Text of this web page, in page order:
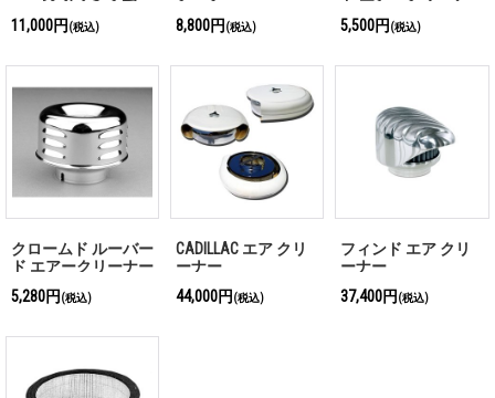
3.9L/5.2L/5.9L
11,000円 (税込)
8,800円 (税込)
5,500円 (税込)
クロームド ルーバー
ド エアークリーナー
5,280円 (税込)
CADILLAC エア クリ
ーナー
44,000円 (税込)
フィンド エア クリ
ーナー
37,400円 (税込)